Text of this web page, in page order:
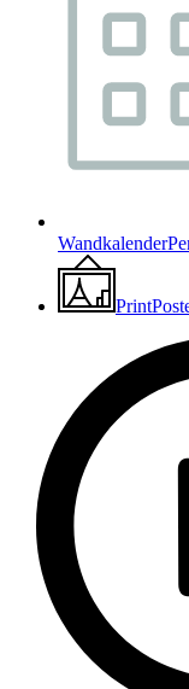
Wandkalender
Print